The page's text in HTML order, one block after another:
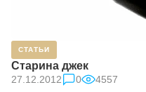
СТАТЬИ
Старина джек
27.12.2012 0 4557